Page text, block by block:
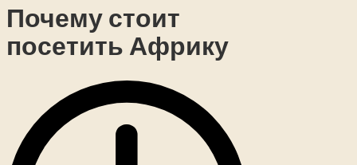
Почему стоит
посетить Африку